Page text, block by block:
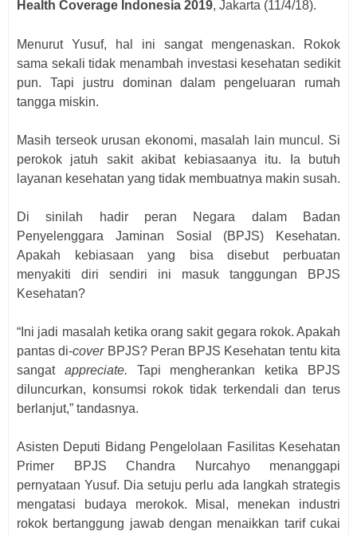
Health Coverage Indonesia 2019, Jakarta (11/4/18).
Menurut Yusuf, hal ini sangat mengenaskan. Rokok
sama sekali tidak menambah investasi kesehatan sedikit
pun. Tapi justru dominan dalam pengeluaran rumah
tangga miskin.
Masih terseok urusan ekonomi, masalah lain muncul. Si
perokok jatuh sakit akibat kebiasaanya itu. Ia butuh
layanan kesehatan yang tidak membuatnya makin susah.
Di sinilah hadir peran Negara dalam Badan
Penyelenggara Jaminan Sosial (BPJS) Kesehatan.
Apakah kebiasaan yang bisa disebut perbuatan
menyakiti diri sendiri ini masuk tanggungan BPJS
Kesehatan?
“Ini jadi masalah ketika orang sakit gegara rokok. Apakah
pantas di-cover BPJS? Peran BPJS Kesehatan tentu kita
sangat appreciate. Tapi mengherankan ketika BPJS
diluncurkan, konsumsi rokok tidak terkendali dan terus
berlanjut,” tandasnya.
Asisten Deputi Bidang Pengelolaan Fasilitas Kesehatan
Primer BPJS Chandra Nurcahyo menanggapi
pernyataan Yusuf. Dia setuju perlu ada langkah strategis
mengatasi budaya merokok. Misal, menekan industri
rokok bertanggung jawab dengan menaikkan tarif cukai